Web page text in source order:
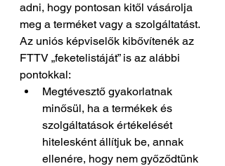
adni, hogy pontosan kitől vásárolja
meg a terméket vagy a szolgáltatást.
Az uniós képviselők kibővítenék az
FTTV „feketelistáját” is az alábbi
pontokkal:
Megtévesztő gyakorlatnak
minősül, ha a termékek és
szolgáltatások értékelését
hitelesként állítjuk be, annak
ellenére, hogy nem győződtünk